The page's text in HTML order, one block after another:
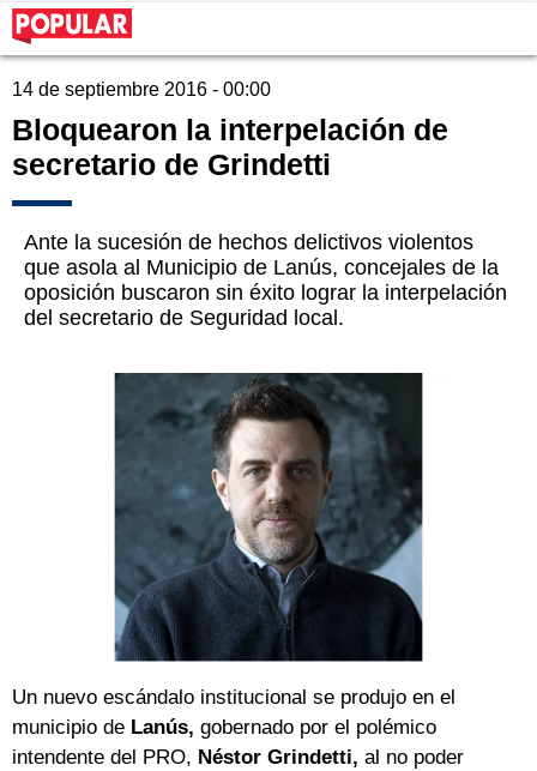
14 de septiembre 2016 - 00:00
Bloquearon la interpelación de
secretario de Grindetti
Ante la sucesión de hechos delictivos violentos
que asola al Municipio de Lanús, concejales de la
oposición buscaron sin éxito lograr la interpelación
del secretario de Seguridad local.
Un nuevo escándalo institucional se produjo en el
municipio de Lanús, gobernado por el polémico
intendente del PRO, Néstor Grindetti, al no poder